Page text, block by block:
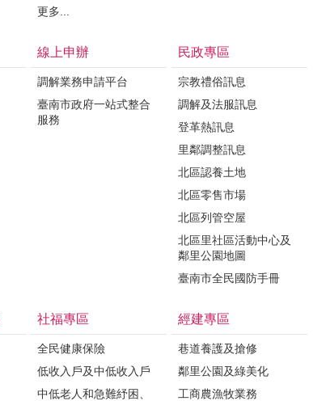
更多...
線上申辦
調解業務申請平台
臺南市政府一站式整合
服務
民政專區
宗教禮俗訊息
調解及法服訊息
登革熱訊息
里鄰調整訊息
北區認養土地
北區零售市場
北區列管空屋
北區里社區活動中心及
鄰里公園地圖
臺南市全民國防手冊
社福專區
全民健康保險
低收入戶及中低收入戶
中低老人和急難紓困、
經建專區
巷道養護及搶修
鄰里公園及綠美化
工商農漁牧業務